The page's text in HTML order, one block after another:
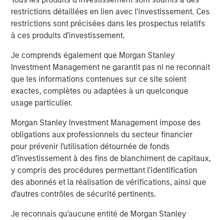
restrictions détaillées en lien avec l'investissement. Ces
restrictions sont précisées dans les prospectus relatifs
à ces produits d'investissement.
Je comprends également que Morgan Stanley
Investment Management ne garantit pas ni ne reconnait
que les informations contenues sur ce site soient
exactes, complètes ou adaptées à un quelconque
usage particulier.
Morgan Stanley Investment Management impose des
obligations aux professionnels du secteur financier
pour prévenir l’utilisation détournée de fonds
d’investissement à des fins de blanchiment de capitaux,
y compris des procédures permettant l'identification
des abonnés et la réalisation de vérifications, ainsi que
d'autres contrôles de sécurité pertinents.
Je reconnais qu'aucune entité de Morgan Stanley
Southern Health Foods is a packaged food products
company, manufacturing and marketing natural health
foods in India. The company has created a health food
products. Southern Health Foods offers its products under
the brand “Manna”. To learn more about Southern Health
Foods, please visit the website:
https://www.mannafoods.in/.
Morgan Stanley Private Equity Asia is one of the leading
private equity investors in Asia-Pacific, having invested in
the region for over 20 years. Private Equity Asia invests
primarily in highly structured minority investments and
control buyouts in growth-oriented companies at
attractive valuations. The experienced investment team
relationships, in-depth market knowledge and the ability